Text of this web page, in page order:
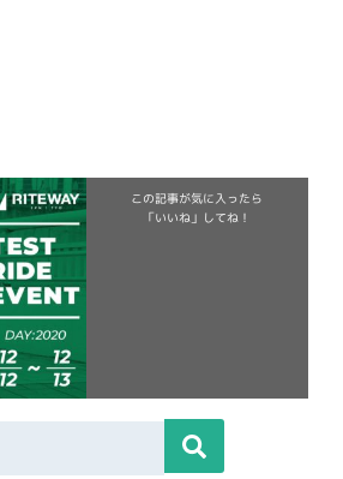
この記事が気に入ったら
「いいね」してね！